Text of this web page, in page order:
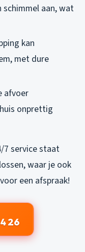
aan, wat
kan
met dure
afvoer
onprettig
7 service staat
waar je ook
voor een afspraak!
26